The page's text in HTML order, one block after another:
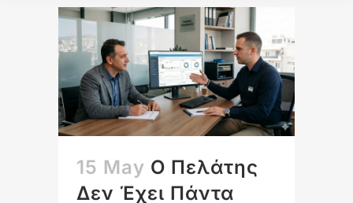
15 May Ο Πελάτης
Δεν Έχει Πάντα